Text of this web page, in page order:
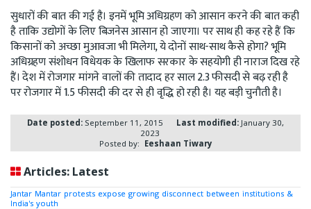
सुधारों की बात की गई है। इनमें भूमि अधिग्रहण को आसान करने की बात कही
है ताकि उद्योगों के लिए बिजनेस आसान हो जाएगा। पर साथ ही कह रहे हैं कि
किसानों को अच्छा मुआवजा भी मिलेगा, ये दोनों साथ-साथ कैसे होगा? भूमि
अधिग्रहण संशोधन विधेयक के खिलाफ सरकार के सहयोगी ही नाराज दिख रहे
हैं। देश में रोजगार मांगने वालों की तादाद हर साल 2.3 फीसदी से बढ़ रही है
पर रोजगार में 1.5 फीसदी की दर से ही वृद्धि हो रही है। यह बड़ी चुनौती है।
Date posted: September 11, 2015 Last modified: January 30,
2023
Posted by: Eeshaan Tiwary
Articles: Latest
Jantar Mantar protests expose growing disconnect between institutions &
India's youth